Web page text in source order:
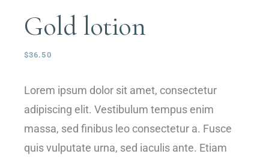
Gold lotion
$36.50
Lorem ipsum dolor sit amet, consectetur
adipiscing elit. Vestibulum tempus enim
massa, sed finibus leo consectetur a. Fusce
quis vulputate urna, sed iaculis ante. Etiam